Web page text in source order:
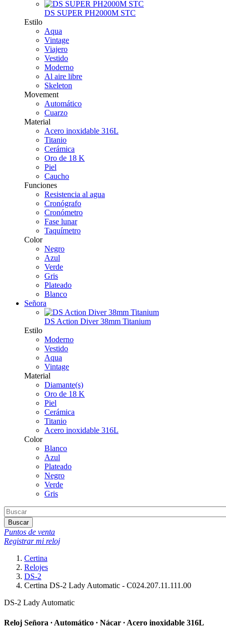
DS SUPER PH2000M STC
Estilo
Aqua
Vintage
Viajero
Vestido
Moderno
Al aire libre
Skeleton
Movement
Automático
Cuarzo
Material
Acero inoxidable 316L
Titanio
Cerámica
Oro de 18 K
Piel
Caucho
Funciones
Resistencia al agua
Cronógrafo
Cronómetro
Fase lunar
Taquímetro
Color
Negro
Azul
Verde
Gris
Plateado
Blanco
Señora
DS Action Diver 38mm Titanium
Estilo
Moderno
Vestido
Aqua
Vintage
Material
Diamante(s)
Oro de 18 K
Piel
Cerámica
Titanio
Acero inoxidable 316L
Color
Blanco
Azul
Plateado
Negro
Verde
Gris
Buscar
Puntos de venta
Registrar mi reloj
Certina
Relojes
DS-2
Certina DS-2 Lady Automatic - C024.207.11.111.00
DS-2 Lady Automatic
Reloj Señora ∙ Automático ∙ Nácar ∙ Acero inoxidable 316L